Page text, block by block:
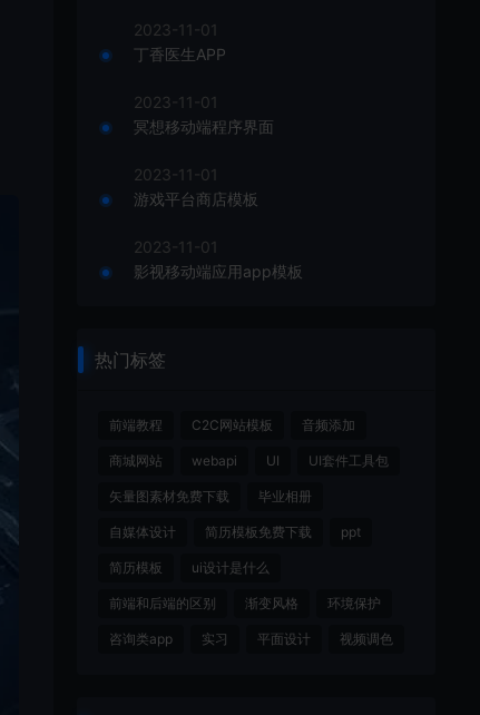
2023-11-01
丁香医生APP
2023-11-01
冥想移动端程序界面
2023-11-01
游戏平台商店模板
2023-11-01
影视移动端应用app模板
热门标签
前端教程 C2C网站模板 音频添加
商城网站 webapi UI UI套件工具包
矢量图素材免费下载 毕业相册
自媒体设计 简历模板免费下载 ppt
简历模板 ui设计是什么
前端和后端的区别 渐变风格 环境保护
咨询类app 实习 平面设计 视频调色